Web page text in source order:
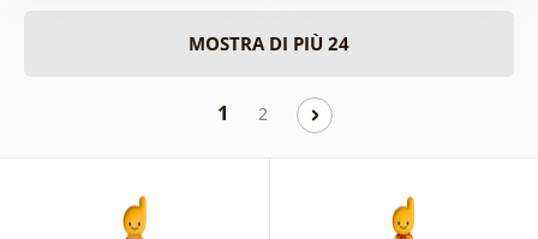
MOSTRA DI PIÙ 24
1 2